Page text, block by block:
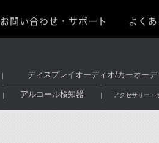
お問い合わせ・サポート よく
ディスプレイオーディオ/カーオーデ
アルコール検知器 アクセサリー・